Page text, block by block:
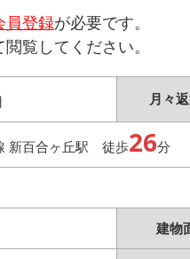
員登録が必要です。
閲覧してください。
月々
新百合ヶ丘駅 徒歩26分
建物